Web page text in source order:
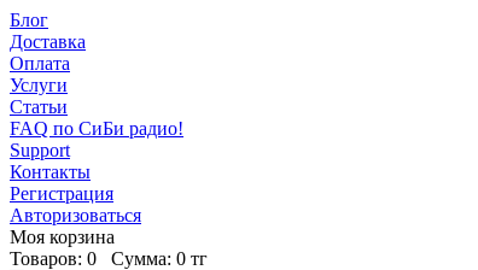
Блог
Доставка
Оплата
Услуги
Статьи
FAQ по СиБи радио!
Support
Контакты
Регистрация
Авторизоваться
Моя корзина
Товаров: 0 Сумма: 0 тг